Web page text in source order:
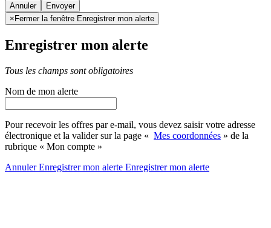
Annuler
× Fermer la fenêtre Enregistrer mon alerte
Enregistrer mon alerte
Tous les champs sont obligatoires
Nom de mon alerte
Pour recevoir les offres par e-mail, vous devez saisir votre adresse
électronique et la valider sur la page « Mes coordonnées » de la
rubrique « Mon compte »
AnnulerEnregistrer mon alerte Enregistrermon alerte